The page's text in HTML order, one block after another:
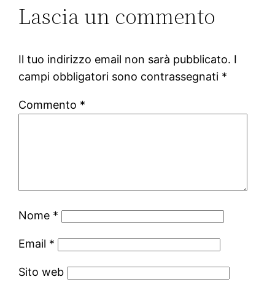
Lascia un commento
Il tuo indirizzo email non sarà pubblicato. I
campi obbligatori sono contrassegnati *
Commento *
Nome *
Email *
Sito web